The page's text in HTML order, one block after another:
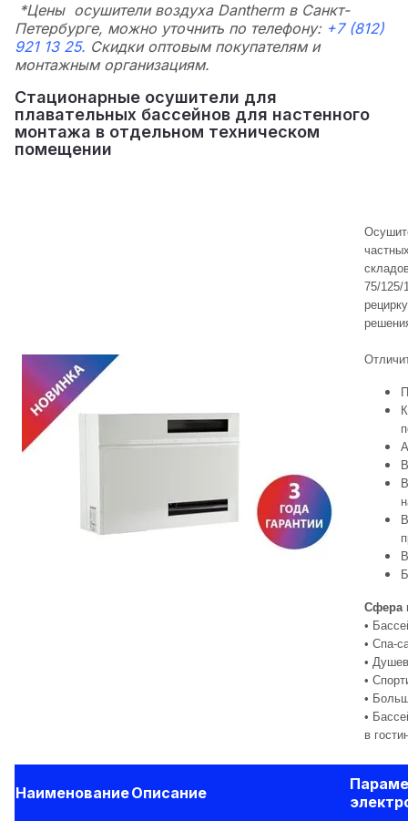
*Цены осушители воздуха Dantherm в Санкт-
Петербурге, можно уточнить по телефону: +7 (812)
921 13 25. Скидки оптовым покупателям и
монтажным организациям.
Стационарные осушители для
плавательных бассейнов для настенного
монтажа в отдельном техническом
помещении
75/125/
Сфера
•
• Спа-
•
•
•
•
в
НаименованиеОписание